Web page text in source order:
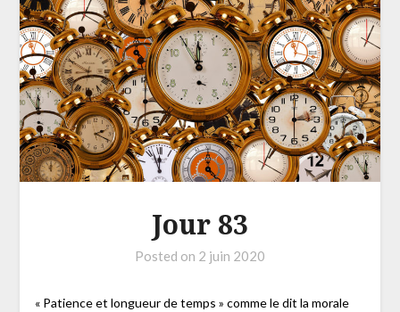
Jour 83
Posted on 2 juin 2020
« Patience et longueur de temps » comme le dit la morale